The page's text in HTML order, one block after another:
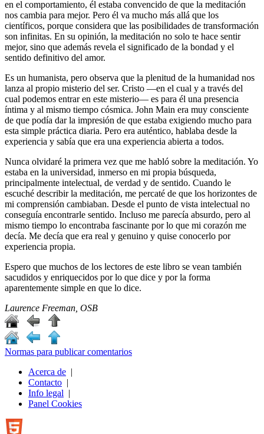
en el comportamiento, él estaba convencido de que la meditación
nos cambia para mejor. Pero él va mucho más allá que los
científicos, porque considera que las posibilidades de transformación
son infinitas. En su opinión, la meditación no solo te hace sentir
mejor, sino que además revela el significado de la bondad y el
sentido definitivo del amor.
Es un humanista, pero observa que la plenitud de la humanidad nos
lanza al propio misterio del ser. Cristo —en el cual y a través del
cual podemos entrar en este misterio— es para él una presencia
íntima y al mismo tiempo cósmica. John Main era muy consciente
de que podía dar la impresión de que estaba exigiendo mucho para
esta simple práctica diaria. Pero era auténtico, hablaba desde la
experiencia y sabía que era una experiencia abierta a todos.
Nunca olvidaré la primera vez que me habló sobre la meditación. Yo
estaba en la universidad, inmerso en mi propia búsqueda,
principalmente intelectual, de verdad y de sentido. Cuando le
escuché describir la meditación, me percaté de que los horizontes de
mi comprensión cambiaban. Desde el punto de vista intelectual no
conseguía encontrarle sentido. Incluso me parecía absurdo, pero al
mismo tiempo lo encontraba fascinante por lo que mi corazón me
decía. Me decía que era real y genuino y quise conocerlo por
experiencia propia.
Espero que muchos de los lectores de este libro se vean también
sacudidos y enriquecidos por lo que dice y por la forma
aparentemente simple en que lo dice.
Laurence Freeman, OSB
Normas para publicar comentarios
Acerca de |
Contacto |
Info legal |
Panel Cookies